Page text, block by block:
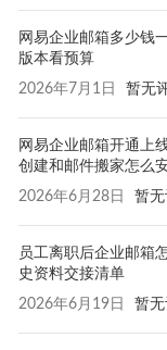
网易企业邮箱多少钱
版本看预算
2026年7月1日 暂无
网易企业邮箱开通上
创建和邮件搬家怎么
2026年6月28日 暂
员工离职后企业邮箱
史资料交接清单
2026年6月19日 暂